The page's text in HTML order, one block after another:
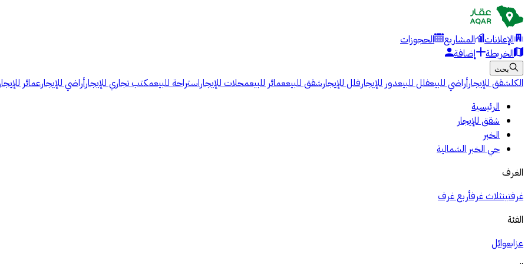
الإعلانات المشاريع
الحجوزات
الخريطة
إضافة
بحث
الكلشقق للإيجارأراضي للبيعفلل للبيعدور للإيجارفلل للإيجارشقق للبيععمائر للبيعمحلات للإيجاراستراحة للبيعمكتب تجاري للإيجارأراضي للإيجارعمائر للإيجار
الرئيسية
شقق للإيجار
الخبر
حي الخبر الشمالية
الغرف
غرفتينثلاث غرفأربع غرف
الفئة
عزابعوائل